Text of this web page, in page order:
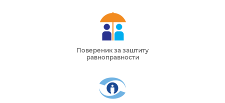
Повереник за заштиту
равноправности